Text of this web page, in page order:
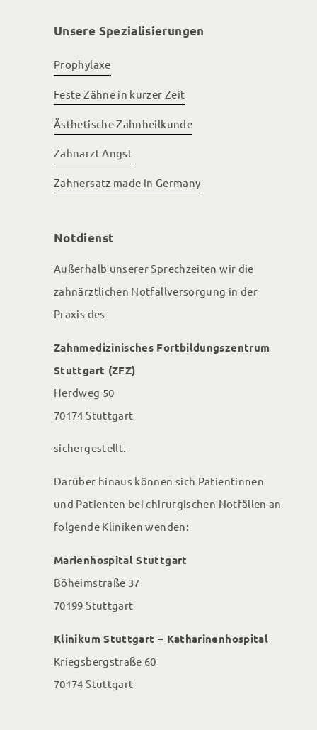
Unsere Spezialisierungen
Prophylaxe
Feste Zähne in kurzer Zeit
Ästhetische Zahnheilkunde
Zahnarzt Angst
Zahnersatz made in Germany
Notdienst
Außerhalb unserer Sprechzeiten wir die
zahnärztlichen Notfallversorgung in der
Praxis des
Zahnmedizinisches Fortbildungs­zentrum
Stuttgart (ZFZ)
Herdweg 50
70174 Stuttgart
sichergestellt.
Darüber hinaus können sich Patientinnen
und Patienten bei chirurgischen Notfällen an
folgende Kliniken wenden:
Marienhospital Stuttgart
Böheimstraße 37
70199 Stuttgart
Klinikum Stuttgart – Katharinenhospital
Kriegsbergstraße 60
70174 Stuttgart